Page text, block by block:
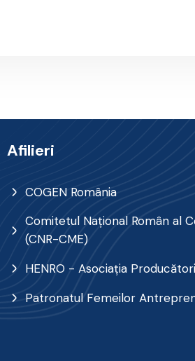
Afilieri
COGEN România
Comitetul Naţional Român al
(CNR-CME)
HENRO - Asociația
Patronatul Femeilor